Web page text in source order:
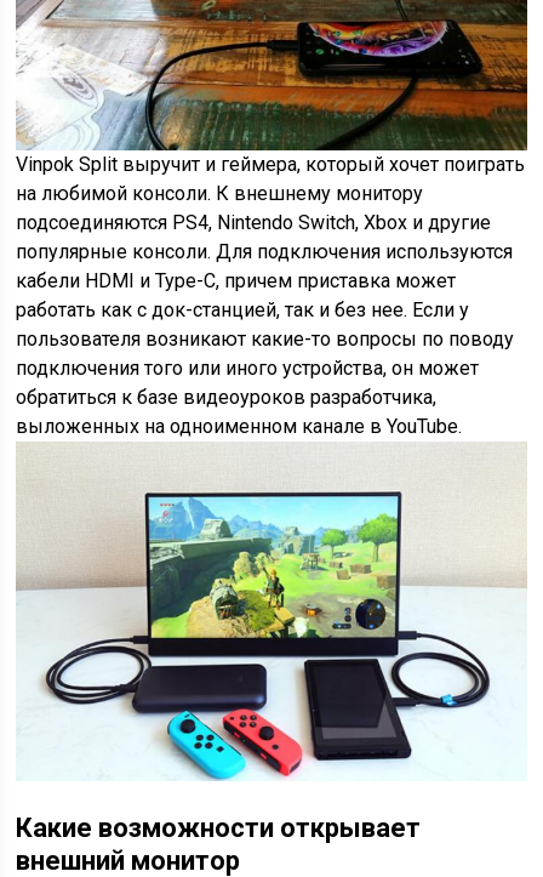
Vinpok Split выручит и геймера, который хочет поиграть
на любимой консоли. К внешнему монитору
подсоединяются PS4, Nintendo Switch, Xbox и другие
популярные консоли. Для подключения используются
кабели HDMI и Type-С, причем приставка может
работать как с док-станцией, так и без нее. Если у
пользователя возникают какие-то вопросы по поводу
подключения того или иного устройства, он может
обратиться к базе видеоуроков разработчика,
выложенных на одноименном канале в YouTube.
Какие возможности открывает
внешний монитор